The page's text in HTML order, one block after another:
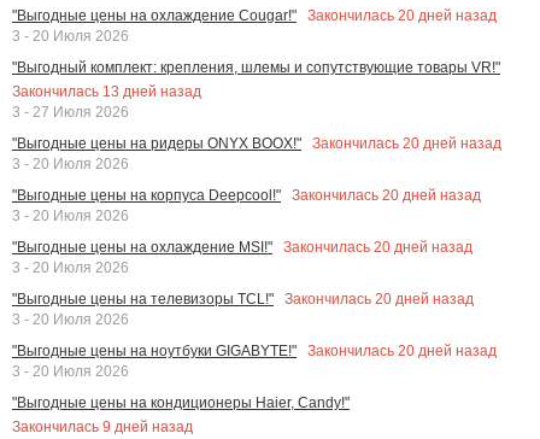
"Выгодные цены на охлаждение Cougar!"
Закончилась 20 дней назад
3 - 20 Июля 2026
"Выгодный комплект: крепления, шлемы и сопутствующие товары VR!"
Закончилась 13 дней назад
3 - 27 Июля 2026
"Выгодные цены на ридеры ONYX BOOX!"
Закончилась 20 дней назад
3 - 20 Июля 2026
"Выгодные цены на корпуса Deepcool!"
Закончилась 20 дней назад
3 - 20 Июля 2026
"Выгодные цены на охлаждение MSI!"
Закончилась 20 дней назад
3 - 20 Июля 2026
"Выгодные цены на телевизоры TCL!"
Закончилась 20 дней назад
3 - 20 Июля 2026
"Выгодные цены на ноутбуки GIGABYTE!"
Закончилась 20 дней назад
3 - 20 Июля 2026
"Выгодные цены на кондиционеры Haier, Candy!"
Закончилась 9 дней назад